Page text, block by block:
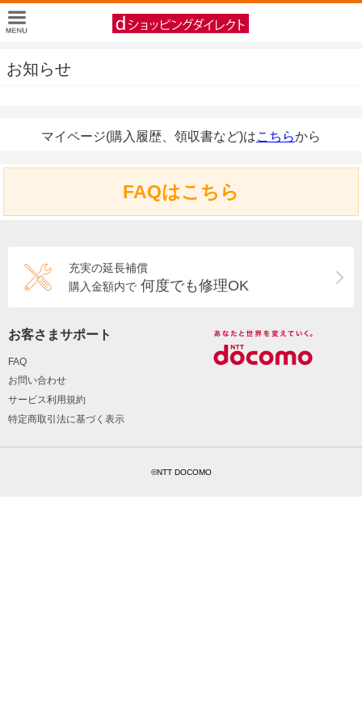
お知らせ
マイページ(購入履歴、領収書など)はこちらから
FAQはこちら
充実の延長補償
購入金額内で 何度でも修理OK
お客さまサポート
FAQ
お問い合わせ
サービス利用規約
特定商取引法に基づく表示
©NTT DOCOMO